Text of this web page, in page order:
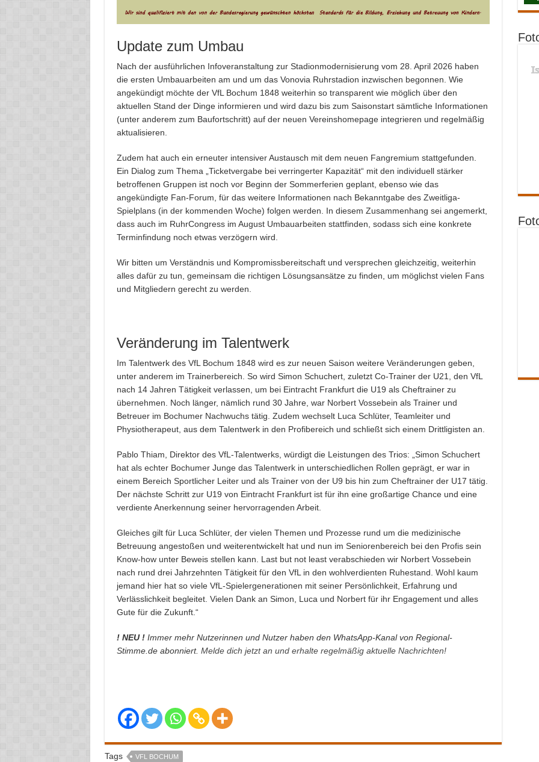
Update zum Umbau
Nach der ausführlichen Infoveranstaltung zur Stadionmodernisierung vom 28. April 2026 haben
die ersten Umbauarbeiten am und um das Vonovia Ruhrstadion inzwischen begonnen. Wie
angekündigt möchte der VfL Bochum 1848 weiterhin so transparent wie möglich über den
aktuellen Stand der Dinge informieren und wird dazu bis zum Saisonstart sämtliche Informationen
(unter anderem zum Baufortschritt) auf der neuen Vereinshomepage integrieren und regelmäßig
aktualisieren.
Zudem hat auch ein erneuter intensiver Austausch mit dem neuen Fangremium stattgefunden.
Ein Dialog zum Thema „Ticketvergabe bei verringerter Kapazität“ mit den individuell stärker
betroffenen Gruppen ist noch vor Beginn der Sommerferien geplant, ebenso wie das
angekündigte Fan-Forum, für das weitere Informationen nach Bekanntgabe des Zweitliga-
Spielplans (in der kommenden Woche) folgen werden. In diesem Zusammenhang sei angemerkt,
dass auch im RuhrCongress im August Umbauarbeiten stattfinden, sodass sich eine konkrete
Terminfindung noch etwas verzögern wird.
Wir bitten um Verständnis und Kompromissbereitschaft und versprechen gleichzeitig, weiterhin
alles dafür zu tun, gemeinsam die richtigen Lösungsansätze zu finden, um möglichst vielen Fans
und Mitgliedern gerecht zu werden.
Veränderung im Talentwerk
Im Talentwerk des VfL Bochum 1848 wird es zur neuen Saison weitere Veränderungen geben,
unter anderem im Trainerbereich. So wird Simon Schuchert, zuletzt Co-Trainer der U21, den VfL
nach 14 Jahren Tätigkeit verlassen, um bei Eintracht Frankfurt die U19 als Cheftrainer zu
übernehmen. Noch länger, nämlich rund 30 Jahre, war Norbert Vossebein als Trainer und
Betreuer im Bochumer Nachwuchs tätig. Zudem wechselt Luca Schlüter, Teamleiter und
Physiotherapeut, aus dem Talentwerk in den Profibereich und schließt sich einem Drittligisten an.
Pablo Thiam, Direktor des VfL-Talentwerks, würdigt die Leistungen des Trios: „Simon Schuchert
hat als echter Bochumer Junge das Talentwerk in unterschiedlichen Rollen geprägt, er war in
einem Bereich Sportlicher Leiter und als Trainer von der U9 bis hin zum Cheftrainer der U17 tätig.
Der nächste Schritt zur U19 von Eintracht Frankfurt ist für ihn eine großartige Chance und eine
verdiente Anerkennung seiner hervorragenden Arbeit.
Gleiches gilt für Luca Schlüter, der vielen Themen und Prozesse rund um die medizinische
Betreuung angestoßen und weiterentwickelt hat und nun im Seniorenbereich bei den Profis sein
Know-how unter Beweis stellen kann. Last but not least verabschieden wir Norbert Vossebein
nach rund drei Jahrzehnten Tätigkeit für den VfL in den wohlverdienten Ruhestand. Wohl kaum
jemand hier hat so viele VfL-Spielergenerationen mit seiner Persönlichkeit, Erfahrung und
Verlässlichkeit begleitet. Vielen Dank an Simon, Luca und Norbert für ihr Engagement und alles
Gute für die Zukunft.“
! NEU !Immer mehr Nutzerinnen und Nutzer haben den WhatsApp-Kanal von Regional-
Stimme.de abonniert. Melde dich jetzt an und erhalte regelmäßig aktuelle Nachrichten!
Tags VFL BOCHUM